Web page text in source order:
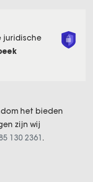
juridische
het bieden
zijn wij
130 2361 .